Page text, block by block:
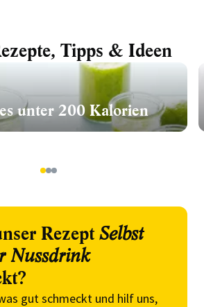
Tipps & Ideen
unter 200 Kalorien
123
Rezept Selbst
Nussdrink
gut schmeckt und hilf uns,